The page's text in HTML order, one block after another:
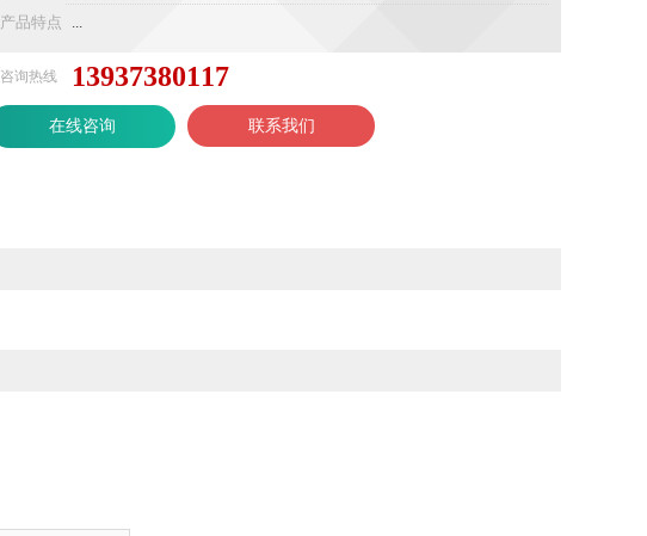
产品特点 ...
咨询热线 13937380117
在线咨询 联系我们